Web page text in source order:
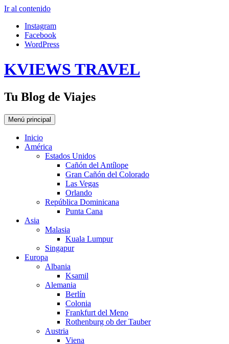
Ir al contenido
Instagram
Facebook
WordPress
KVIEWS TRAVEL
Tu Blog de Viajes
Menú principal
Inicio
América
Estados Unidos
Cañón del Antílope
Gran Cañón del Colorado
Las Vegas
Orlando
República Dominicana
Punta Cana
Asia
Malasia
Kuala Lumpur
Singapur
Europa
Albania
Ksamil
Alemania
Berlín
Colonia
Frankfurt del Meno
Rothenburg ob der Tauber
Austria
Viena